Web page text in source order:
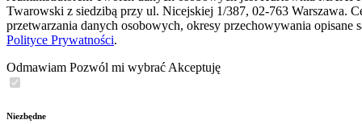
Twarowski z siedzibą przy ul. Nicejskiej 1/387, 02-763 Warszawa.
przetwarzania danych osobowych, okresy przechowywania opisane
Polityce Prywatności.
Odmawiam Pozwól mi wybrać Akceptuję
Niezbędne